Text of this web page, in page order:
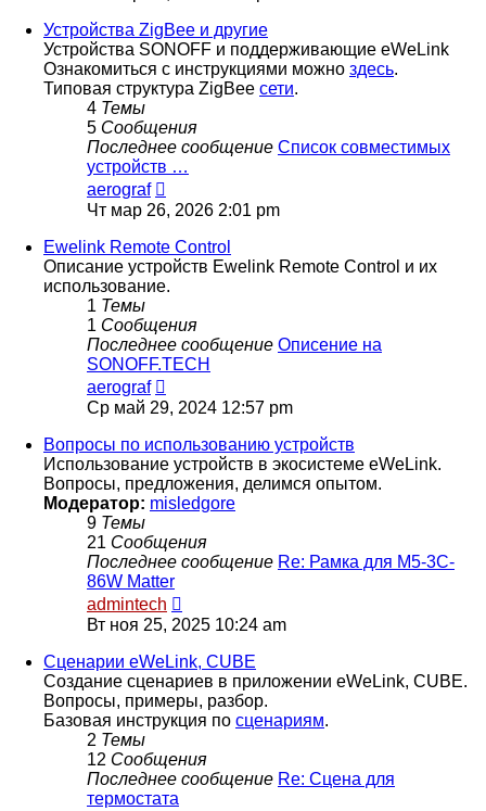
последнему
сообщению
Устройства ZigBee и другие
Устройства SONOFF и поддерживающие eWeLink
Ознакомиться с инструкциями можно здесь.
Типовая структура ZigBee сети.
4 Темы
5 Сообщения
Последнее сообщение Список совместимых
устройств …
aerograf
последнему
сообщению
Чт мар 26, 2026 2:01 pm
Ewelink Remote Control
Описание устройств Ewelink Remote Control и их
использование.
1 Темы
1 Сообщения
Последнее сообщение Описение на
SONOFF.TECH
aerograf
к
сообщению
Ср май 29, 2024 12:57 pm
Вопросы по использованию устройств
Использование устройств в экосистеме eWeLink.
Вопросы, предложения, делимся опытом.
Модератор: misledgore
9 Темы
21 Сообщения
Последнее сообщение Re: Рамка для M5-3C-
86W Matter
admintech
к
сообщению
Вт ноя 25, 2025 10:24 am
Сценарии eWeLink, CUBE
Создание сценариев в приложении eWeLink, CUBE.
Вопросы, примеры, разбор.
Базовая инструкция по сценариям.
2 Темы
12 Сообщения
Последнее сообщение Re: Сцена для
термостата